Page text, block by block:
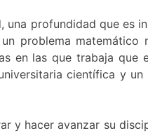
profundidad que es
problema
en las que trabaja que
científica y
y hacer avanzar su